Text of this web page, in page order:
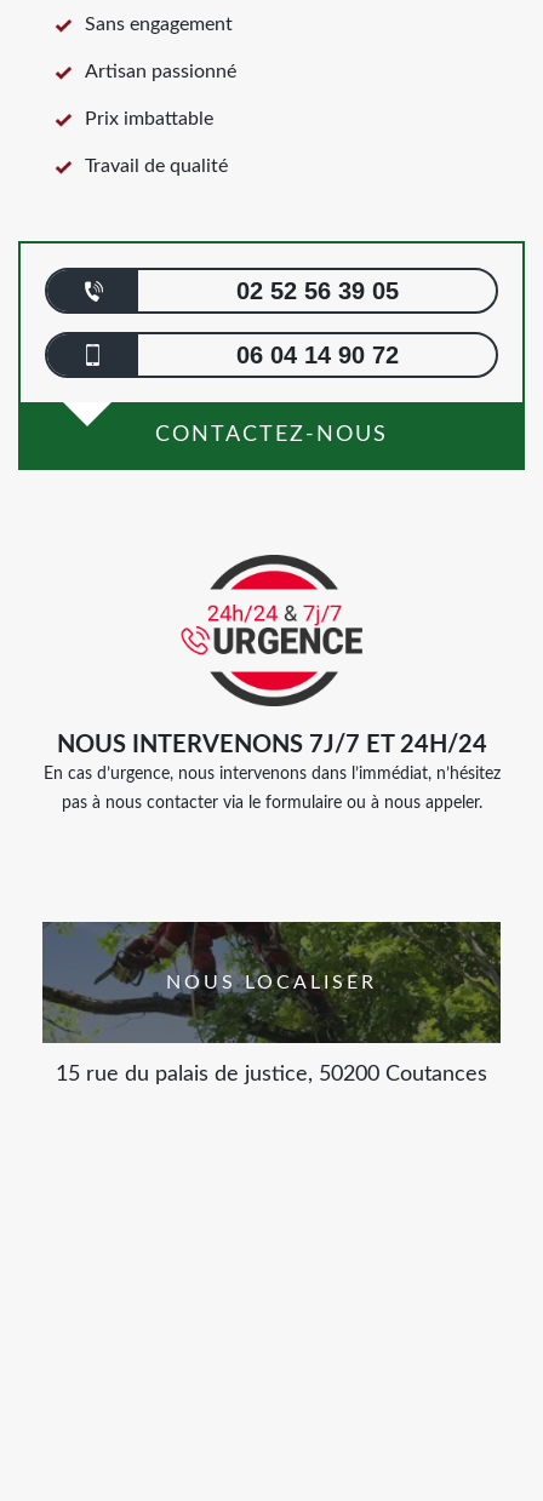
Sans engagement
Artisan passionné
Prix imbattable
Travail de qualité
02 52 56 39 05
06 04 14 90 72
CONTACTEZ-NOUS
NOUS INTERVENONS 7J/7 ET 24H/24
En cas d’urgence, nous intervenons dans l’immédiat, n’hésitez
pas à nous contacter via le formulaire ou à nous appeler.
NOUS LOCALISER
15 rue du palais de justice, 50200 Coutances